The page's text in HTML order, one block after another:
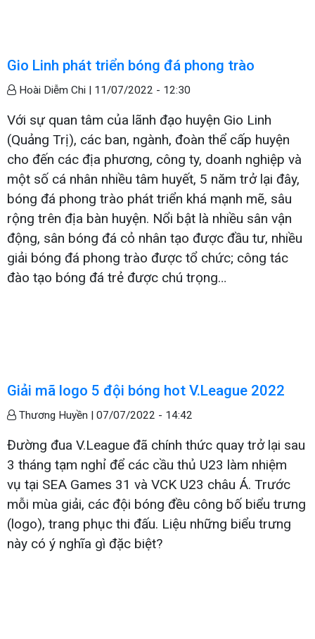
Gio Linh phát triển bóng đá phong trào
Hoài Diễm Chi | 11/07/2022 - 12:30
Với sự quan tâm của lãnh đạo huyện Gio Linh
(Quảng Trị), các ban, ngành, đoàn thể cấp huyện
cho đến các địa phương, công ty, doanh nghiệp và
một số cá nhân nhiều tâm huyết, 5 năm trở lại đây,
bóng đá phong trào phát triển khá mạnh mẽ, sâu
rộng trên địa bàn huyện. Nổi bật là nhiều sân vận
động, sân bóng đá cỏ nhân tạo được đầu tư, nhiều
giải bóng đá phong trào được tổ chức; công tác
đào tạo bóng đá trẻ được chú trọng…
Giải mã logo 5 đội bóng hot V.League 2022
Thương Huyền | 07/07/2022 - 14:42
Đường đua V.League đã chính thức quay trở lại sau
3 tháng tạm nghỉ để các cầu thủ U23 làm nhiệm
vụ tại SEA Games 31 và VCK U23 châu Á. Trước
mỗi mùa giải, các đội bóng đều công bố biểu trưng
(logo), trang phục thi đấu. Liệu những biểu trưng
này có ý nghĩa gì đặc biệt?